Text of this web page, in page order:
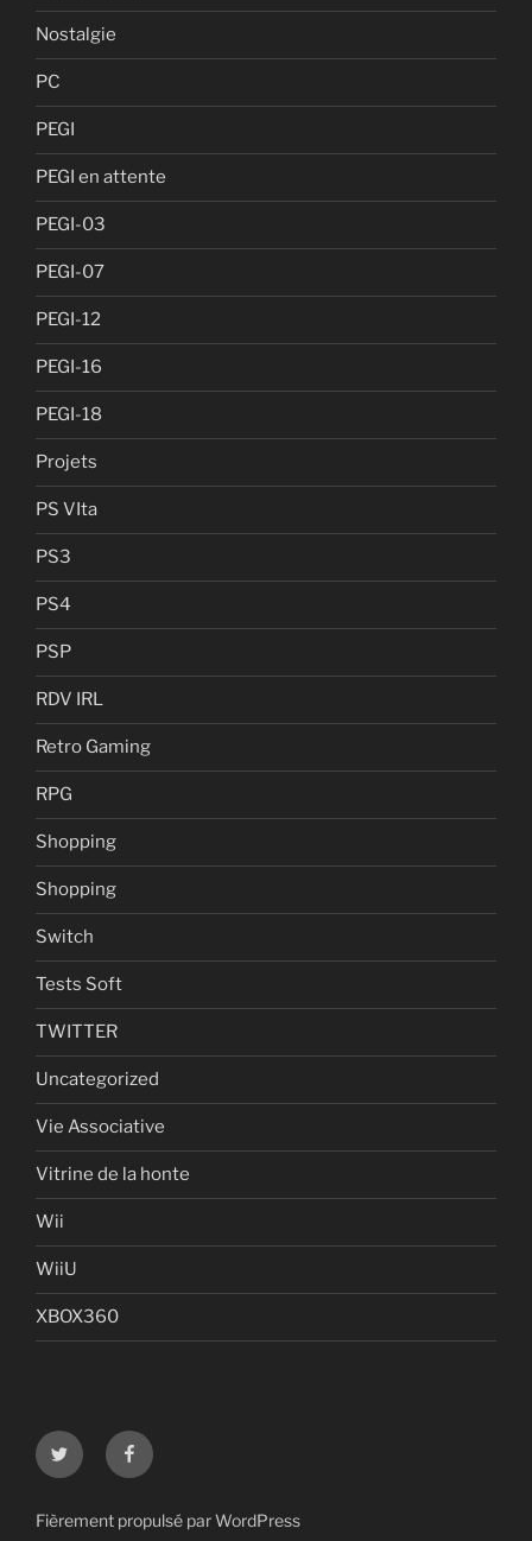
Nostalgie
PC
PEGI
PEGI en attente
PEGI-03
PEGI-07
PEGI-12
PEGI-16
PEGI-18
Projets
PS VIta
PS3
PS4
PSP
RDV IRL
Retro Gaming
RPG
Shopping
Shopping
Switch
Tests Soft
TWITTER
Uncategorized
Vie Associative
Vitrine de la honte
Wii
WiiU
XBOX360
Twitter Facebook
Fièrement propulsé par WordPress